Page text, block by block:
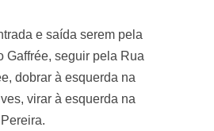
e saída serem pela
Gaffrée, seguir pela Rua
dobrar à esquerda na
virar à esquerda na